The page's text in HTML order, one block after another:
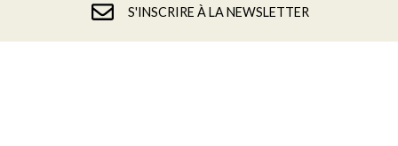
S'INSCRIRE À LA NEWSLETTER